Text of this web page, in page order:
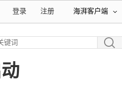
海湃客户端
注册
登录